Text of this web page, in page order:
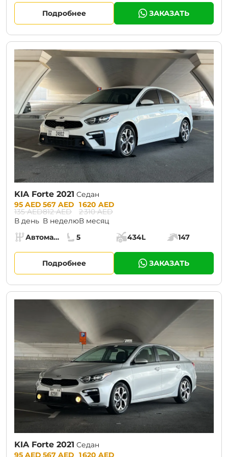
Подробнее ЗАКАЗАТЬ
KIA Forte 2021 Седан
CURRENT PROMOTION:
30% OFF
Prices:
95 AED
135 AED
В день
567 AED
812 AED
В неделю
1 620 AED
2 310 AED
В месяц
Specs:
Коробка передач:
Автомат (АКПП)
Места:
5
Объём багажника:
434L
Мощность
147
Подробнее ЗАКАЗАТЬ
KIA Forte 2021 Седан
CURRENT PROMOTION:
Prices:
95 AED 567 AED 1 620 AED